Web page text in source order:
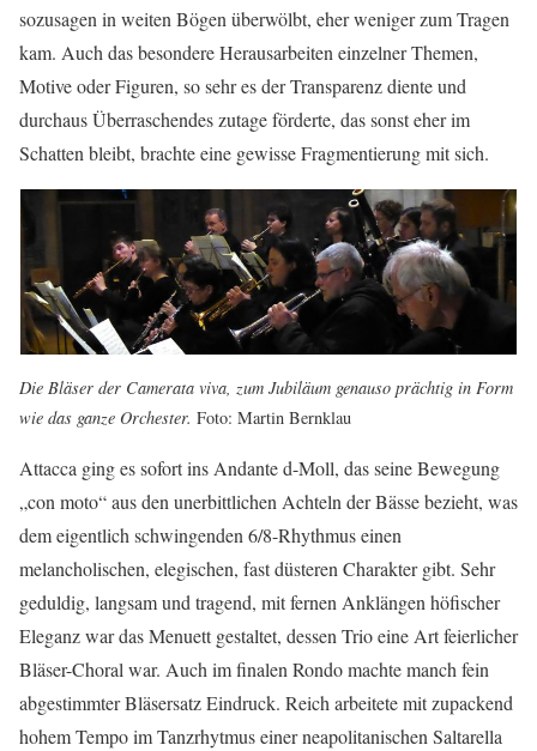
sozusagen in weiten Bögen überwölbt, eher weniger zum Tragen
kam. Auch das besondere Herausarbeiten einzelner Themen,
Motive oder Figuren, so sehr es der Transparenz diente und
durchaus Überraschendes zutage förderte, das sonst eher im
Schatten bleibt, brachte eine gewisse Fragmentierung mit sich.
Die Bläser der Camerata viva, zum Jubiläum genauso prächtig in Form
wie das ganze Orchester. Foto: Martin Bernklau
Attacca ging es sofort ins Andante d-Moll, das seine Bewegung
„con moto“ aus den unerbittlichen Achteln der Bässe bezieht, was
dem eigentlich schwingenden 6/8-Rhythmus einen
melancholischen, elegischen, fast düsteren Charakter gibt. Sehr
geduldig, langsam und tragend, mit fernen Anklängen höfischer
Eleganz war das Menuett gestaltet, dessen Trio eine Art feierlicher
Bläser-Choral war. Auch im finalen Rondo machte manch fein
abgestimmter Bläsersatz Eindruck. Reich arbeitete mit zupackend
hohem Tempo im Tanzrhytmus einer neapolitanischen Saltarella